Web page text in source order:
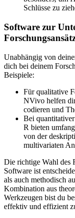
Schlüsse zu
Software zur
Unabhängig von
dich bei deinem
Beispiele:
Für qualitative
NVivo helfen
codieren und
Bei
R bieten
von der
multivariaten
Die richtige Wahl des
Software ist
als auch methodisch
Kombination aus
Werkzeugen bist du
effektiv und effizient